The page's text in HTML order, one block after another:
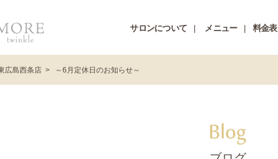
サロンについて メニュー 料金表
広島西条店 ～6月定休日のお知らせ～